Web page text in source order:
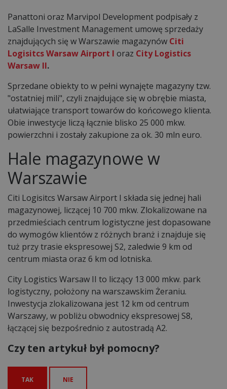
Panattoni oraz Marvipol Development podpisały z
LaSalle Investment Management umowę sprzedaży
znajdujących się w Warszawie magazynów Citi
Logisitcs Warsaw Airport I oraz City Logistics
Warsaw II.
Sprzedane obiekty to w pełni wynajęte magazyny tzw.
"ostatniej mili", czyli znajdujące się w obrębie miasta,
ułatwiające transport towarów do końcowego klienta.
Obie inwestycje liczą łącznie blisko 25 000 mkw.
powierzchni i zostały zakupione za ok. 30 mln euro.
Hale magazynowe w
Warszawie
Citi Logisitcs Warsaw Airport I składa się jednej hali
magazynowej, liczącej 10 700 mkw. Zlokalizowane na
przedmieściach centrum logistyczne jest dopasowane
do wymogów klientów z różnych branż i znajduje się
tuż przy trasie ekspresowej S2, zaledwie 9 km od
centrum miasta oraz 6 km od lotniska.
City Logistics Warsaw II to liczący 13 000 mkw. park
logistyczny, położony na warszawskim Żeraniu.
Inwestycja zlokalizowana jest 12 km od centrum
Warszawy, w pobliżu obwodnicy ekspresowej S8,
łączącej się bezpośrednio z autostradą A2.
Czy ten artykuł był pomocny?
TAK NIE